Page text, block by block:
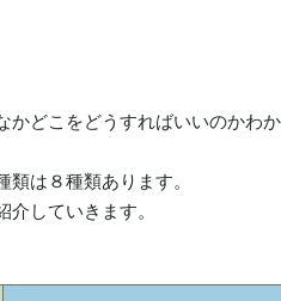
どこをどうすればいいのかわ
は８種類あります。
していきます。